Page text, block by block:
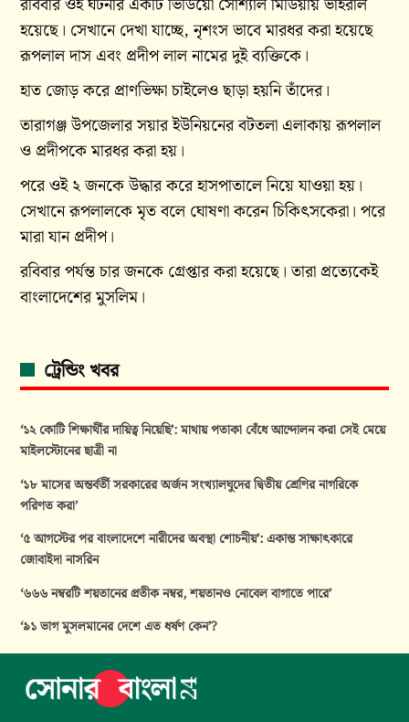
হয়েছে। সেখানে দেখা যাচ্ছে, নৃশংস ভাবে মারধর করা হয়েছে
রূপলাল দাস এবং প্রদীপ লাল নামের দুই ব্যক্তিকে।
হাত জোড় করে প্রাণভিক্ষা চাইলেও ছাড়া হয়নি তাঁদের।
তারাগঞ্জ উপজেলার সয়ার ইউনিয়নের বটতলা এলাকায় রূপলাল
ও প্রদীপকে মারধর করা হয়।
পরে ওই ২ জনকে উদ্ধার করে হাসপাতালে নিয়ে যাওয়া হয়।
সেখানে রূপলালকে মৃত বলে ঘোষণা করেন চিকিৎসকেরা। পরে
মারা যান প্রদীপ।
রবিবার পর্যন্ত চার জনকে গ্রেপ্তার করা হয়েছে। তারা প্রত্যেকেই
বাংলাদেশের মুসলিম।
ট্রেন্ডিং খবর
‘১২ কোটি শিক্ষার্থীর দায়িত্ব নিয়েছি’: মাথায় পতাকা বেঁধে আন্দোলন করা সেই মেয়ে
মাইলস্টোনের ছাত্রী না
‘১৮ মাসের অন্তর্বর্তী সরকারের অর্জন সংখ্যালঘুদের দ্বিতীয় শ্রেণির নাগরিকে
পরিণত করা’
‘৫ আগস্টের পর বাংলাদেশে নারীদের অবস্থা শোচনীয়’: একান্ত সাক্ষাৎকারে
জোবাইদা নাসরিন
‘৬৬৬ নম্বরটি শয়তানের প্রতীক নম্বর, শয়তানও নোবেল বাগাতে পারে’
‘৯১ ভাগ মুসলমানের দেশে এত ধর্ষণ কেন’?